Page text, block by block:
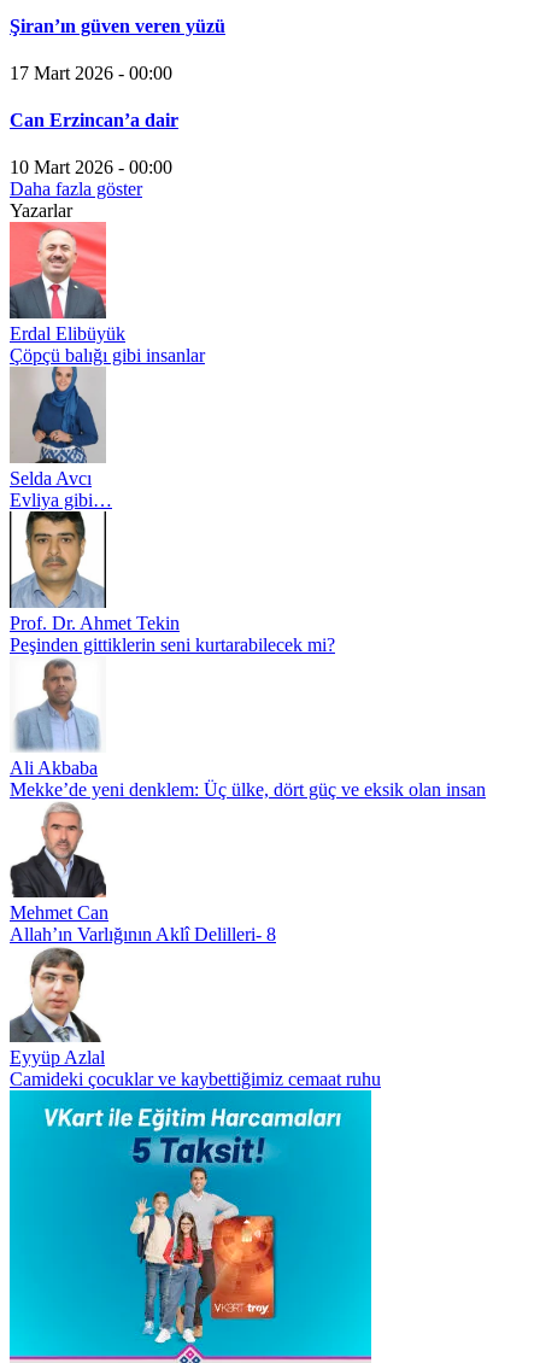
Şiran’ın güven veren yüzü
17 Mart 2026 - 00:00
Can Erzincan’a dair
10 Mart 2026 - 00:00
Daha fazla göster
Yazarlar
Erdal Elibüyük
Çöpçü balığı gibi insanlar
Selda Avcı
Evliya gibi…
Prof. Dr. Ahmet Tekin
Peşinden gittiklerin seni kurtarabilecek mi?
Ali Akbaba
Mekke’de yeni denklem: Üç ülke, dört güç ve eksik olan insan
Mehmet Can
Allah’ın Varlığının Aklî Delilleri- 8
Eyyüp Azlal
Camideki çocuklar ve kaybettiğimiz cemaat ruhu